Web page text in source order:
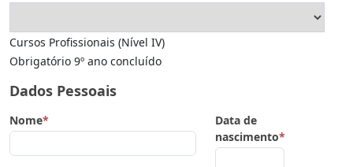
Cursos Profissionais (Nível IV)
Obrigatório 9º ano concluído
Dados Pessoais
Nome*
Data de
nascimento*